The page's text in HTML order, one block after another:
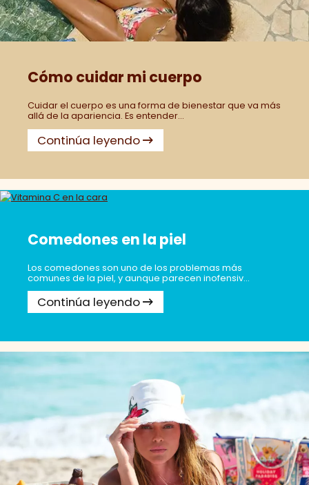
Cómo cuidar mi cuerpo
Cuidar el cuerpo es una forma de bienestar que va más
allá de la apariencia. Es entender...
Continúa leyendo
Comedones en la piel
Los comedones son uno de los problemas más
comunes de la piel, y aunque parecen inofensiv...
Continúa leyendo